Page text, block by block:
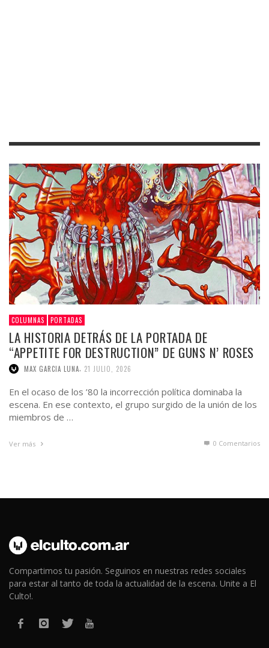
COLUMNAS PORTADAS
LA HISTORIA DETRÁS DE LA PORTADA DE
“APPETITE FOR DESTRUCTION” DE GUNS N’ ROSES
MAX GARCIA LUNA, 21 JULIO, 2026
En el ocaso de los ’80 la incorrección política dominaba la
escena. En ese contexto, el grupo surgido de la unión de los
miembros de …
Ver más 0 Comentarios
Compartimos tu pasión. Seguinos en nuestras redes sociales
para estar al tanto de toda la actualidad de la escena. Unite a El
Culto!.